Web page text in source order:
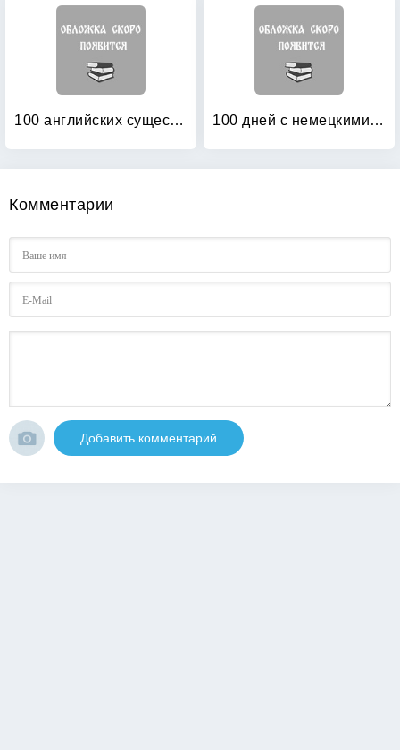
100 английских существительных: 1000 фразеологизмов. Ключ к суперпамяти 100 дней с немецкими глаголами: Уровни А2 — В2. Учебное пособие
Комментарии